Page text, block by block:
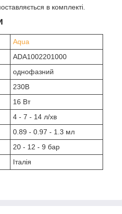
в комплекті.
Aqua
ADA1002201000
однофазний
230В
16 Вт
4 - 7 - 14 л/хв
0.89 - 0.97 - 1.3 мл
20 - 12 - 9 бар
Італія